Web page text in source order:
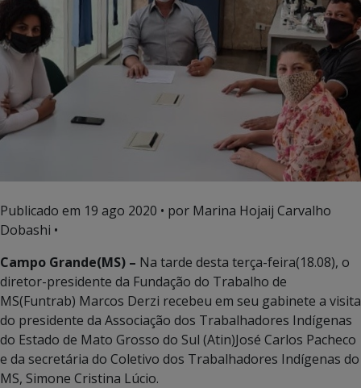
Publicado em 19 ago 2020 • por Marina Hojaij Carvalho
Dobashi •
Campo Grande(MS) – Na tarde desta terça-feira(18.08), o
diretor-presidente da Fundação do Trabalho de
MS(Funtrab) Marcos Derzi recebeu em seu gabinete a visita
do presidente da Associação dos Trabalhadores Indígenas
do Estado de Mato Grosso do Sul (Atin)José Carlos Pacheco
e da secretária do Coletivo dos Trabalhadores Indígenas do
MS, Simone Cristina Lúcio.